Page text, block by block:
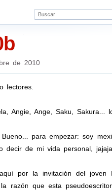
de 2010
lectores.
Angie, Ange, Saku, Sakura...
para empezar: soy
decir de mi vida personal, jajaja.
por la invitación del
razón que esta